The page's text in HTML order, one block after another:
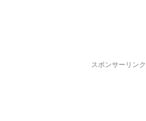
スポンサーリンク